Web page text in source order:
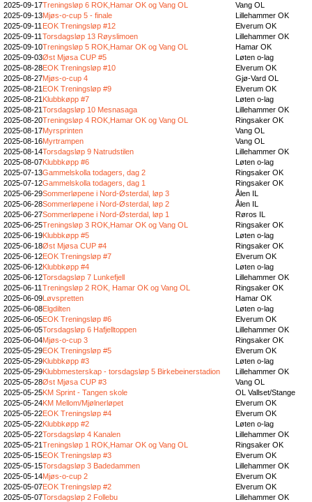
2025-09-17Treningsløp 6 ROK,Hamar OK og Vang OL
Vang OL
2025-09-13Mjøs-o-cup 5 - finale
Lillehammer OK
2025-09-11 EOK Treningsløp #12
Elverum OK
2025-09-11 Torsdagsløp 13 Røyslimoen
Lillehammer OK
2025-09-10Treningsløp 5 ROK,Hamar OK og Vang OL
Hamar OK
2025-09-03Øst Mjøsa CUP #5
Løten o-lag
2025-08-28EOK Treningsløp #10
Elverum OK
2025-08-27Mjøs-o-cup 4
Gjø-Vard OL
2025-08-21 EOK Treningsløp #9
Elverum OK
2025-08-21 Klubbkøpp #7
Løten o-lag
2025-08-21Torsdagsløp 10 Mesnasaga
Lillehammer OK
2025-08-20Treningsløp 4 ROK,Hamar OK og Vang OL
Ringsaker OK
2025-08-17Myrsprinten
Vang OL
2025-08-16Myrtrampen
Vang OL
2025-08-14Torsdagsløp 9 Natrudstilen
Lillehammer OK
2025-08-07Klubbkøpp #6
Løten o-lag
2025-07-13Gammelskolla todagers, dag 2
Ringsaker OK
2025-07-12Gammelskolla todagers, dag 1
Ringsaker OK
2025-06-29Sommerløpene i Nord-Østerdal, løp 3
Ålen IL
2025-06-28Sommerløpene i Nord-Østerdal, løp 2
Ålen IL
2025-06-27Sommerløpene i Nord-Østerdal, løp 1
Røros IL
2025-06-25Treningsløp 3 ROK,Hamar OK og Vang OL
Ringsaker OK
2025-06-19Klubbkøpp #5
Løten o-lag
2025-06-18Øst Mjøsa CUP #4
Ringsaker OK
2025-06-12EOK Treningsløp #7
Elverum OK
2025-06-12Klubbkøpp #4
Løten o-lag
2025-06-12Torsdagsløp 7 Lunkefjell
Lillehammer OK
2025-06-11 Treningsløp 2 ROK, Hamar OK og Vang OL
Ringsaker OK
2025-06-09Løvspretten
Hamar OK
2025-06-08Elgdilten
Løten o-lag
2025-06-05EOK Treningsløp #6
Elverum OK
2025-06-05Torsdagsløp 6 Hafjelltoppen
Lillehammer OK
2025-06-04Mjøs-o-cup 3
Ringsaker OK
2025-05-29EOK Treningsløp #5
Elverum OK
2025-05-29Klubbkøpp #3
Løten o-lag
2025-05-29Klubbmesterskap - torsdagsløp 5 Birkebeinerstadion
Lillehammer OK
2025-05-28Øst Mjøsa CUP #3
Vang OL
2025-05-25KM Sprint - Tangen skole
OL Vallset/Stange
2025-05-24KM Mellom/Mjølnerløpet
Elverum OK
2025-05-22EOK Treningsløp #4
Elverum OK
2025-05-22Klubbkøpp #2
Løten o-lag
2025-05-22Torsdagsløp 4 Kanalen
Lillehammer OK
2025-05-21Treningsløp 1 ROK,Hamar OK og Vang OL
Ringsaker OK
2025-05-15EOK Treningsløp #3
Elverum OK
2025-05-15Torsdagsløp 3 Badedammen
Lillehammer OK
2025-05-14Mjøs-o-cup 2
Elverum OK
2025-05-07EOK Treningsløp #2
Elverum OK
2025-05-07Torsdagsløp 2 Follebu
Lillehammer OK